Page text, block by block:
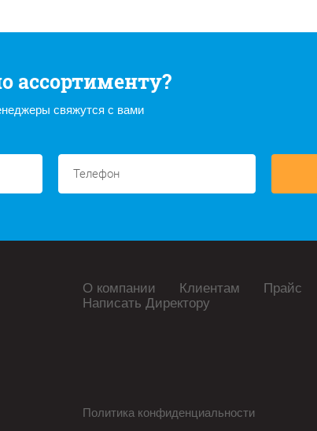
ассортименту?
свяжутся с вами
О компании Клиентам Прайс
Написать Директору
Политика конфиденциальности